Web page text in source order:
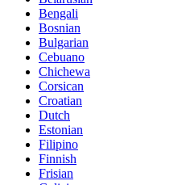
Bengali
Bosnian
Bulgarian
Cebuano
Chichewa
Corsican
Croatian
Dutch
Estonian
Filipino
Finnish
Frisian